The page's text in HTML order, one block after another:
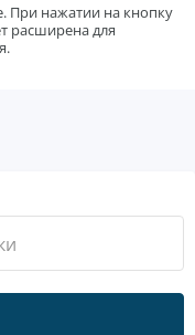
При нажатии на кнопку
расширена для